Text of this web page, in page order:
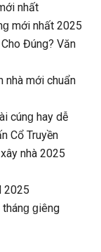
nhất
mới nhất 2025
Cho Đúng? Văn
nhà mới chuẩn
cúnɡ hay dễ
Cổ Truyền
nhà 2025
2025
thánɡ ɡiêng